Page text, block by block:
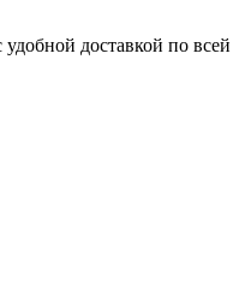
доставкой по